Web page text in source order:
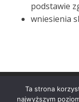
podstawie
wniesienia
© 2022
Ta strona
najwyższym